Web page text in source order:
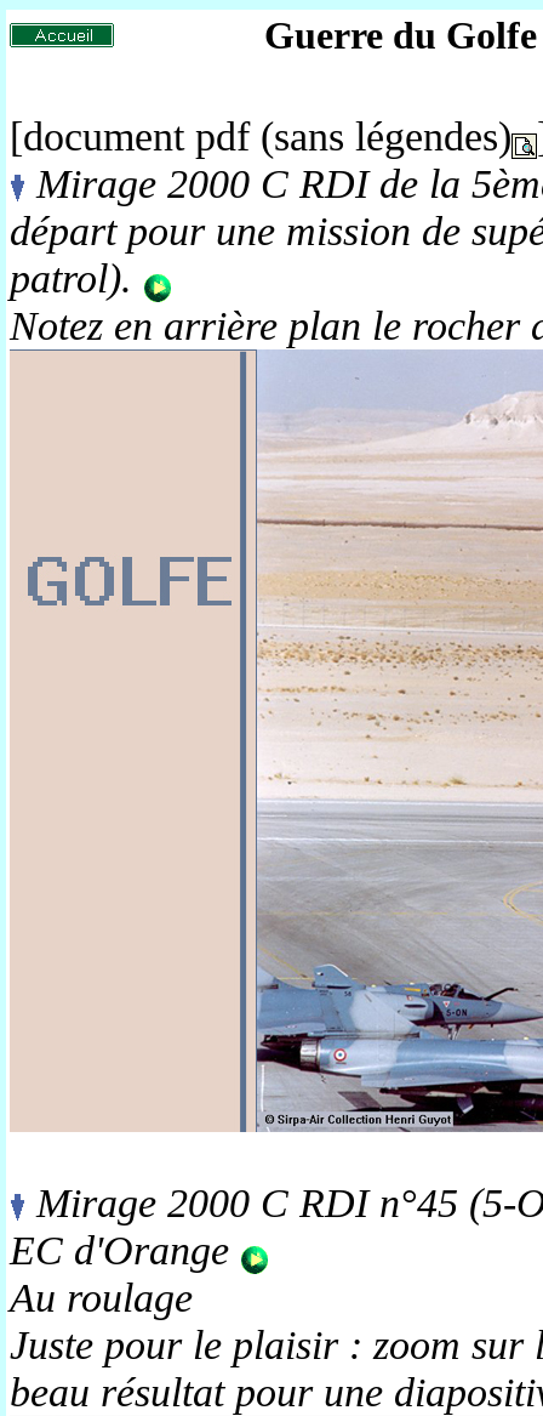
Guerre du
[document pdf (sans légendes)
Mirage 2000 C RDI de la
départ pour une mission de
patrol).
Notez en arrière plan le rocher
Mirage 2000 C RDI n°45 (5-
EC d'Orange
Au roulage
Juste pour le plaisir : zoom sur
beau résultat pour une